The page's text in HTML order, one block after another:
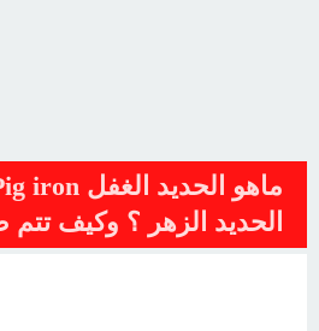
الحديد الزهر ؟ وكيف تتم